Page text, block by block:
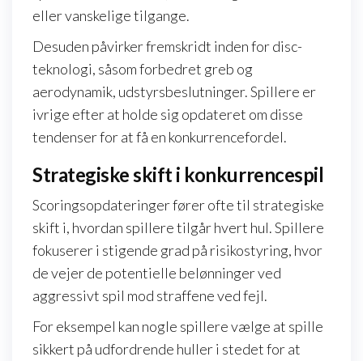
eller vanskelige tilgange.
Desuden påvirker fremskridt inden for disc-
teknologi, såsom forbedret greb og
aerodynamik, udstyrsbeslutninger. Spillere er
ivrige efter at holde sig opdateret om disse
tendenser for at få en konkurrencefordel.
Strategiske skift i konkurrencespil
Scoringsopdateringer fører ofte til strategiske
skift i, hvordan spillere tilgår hvert hul. Spillere
fokuserer i stigende grad på risikostyring, hvor
de vejer de potentielle belønninger ved
aggressivt spil mod straffene ved fejl.
For eksempel kan nogle spillere vælge at spille
sikkert på udfordrende huller i stedet for at